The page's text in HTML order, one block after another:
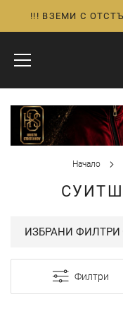
Прескачане
към
съдържанието
!!! ВЗЕМИ С
Начало
Филтри
ИЗБРАНИ ФИЛТРИ